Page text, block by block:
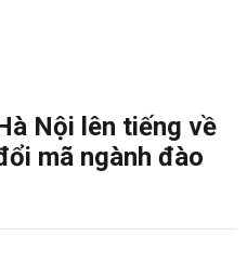
Nội lên tiếng về
mã ngành đào